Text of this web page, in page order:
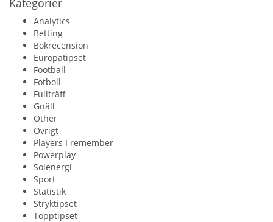
Kategorier
Analytics
Betting
Bokrecension
Europatipset
Football
Fotboll
Fullträff
Gnäll
Other
Övrigt
Players I remember
Powerplay
Solenergi
Sport
Statistik
Stryktipset
Topptipset